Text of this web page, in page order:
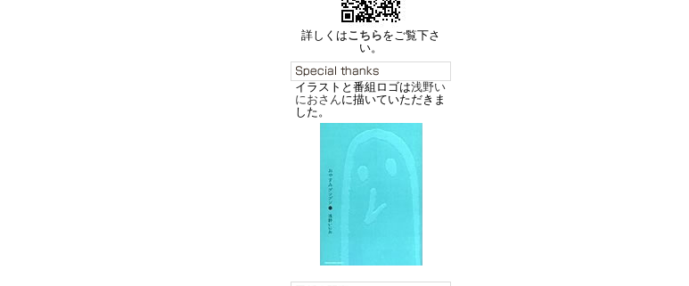
詳しくはこちらをご覧下さ
い。
イラストと番組ロゴは浅野い
におさんに描いていただきま
した。